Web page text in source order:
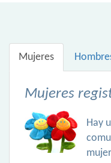
Mujeres
Mujeres
Hay